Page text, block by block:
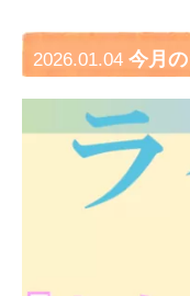
2026.01.04 今月